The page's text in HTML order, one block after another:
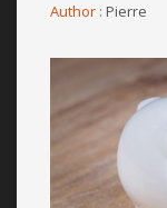
Author : Pierre